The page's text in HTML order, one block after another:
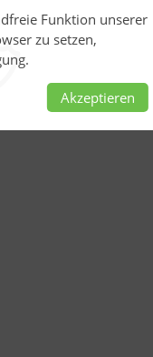
Funktion unserer
zu setzen,
Akzeptieren